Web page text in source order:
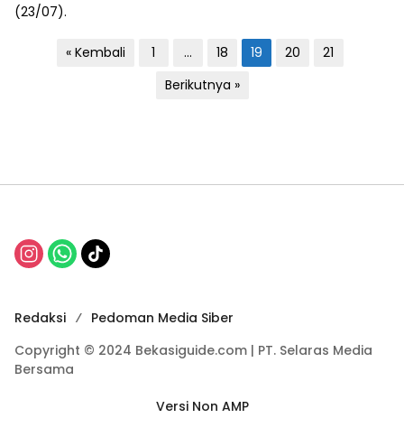
(23/07).
a
i
p
s
« Kembali 1 … 18 19 20
21
Berikutnya »
Redaksi
Pedoman Media Siber
Copyright © 2024 Bekasiguide.com | PT. Selaras Media
Bersama
Versi Non AMP